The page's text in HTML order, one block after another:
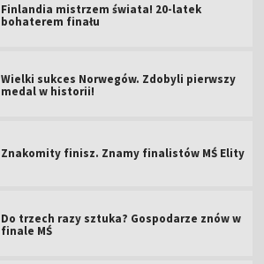
Finlandia mistrzem świata! 20-latek
bohaterem finału
Wielki sukces Norwegów. Zdobyli pierwszy
medal w historii!
Znakomity finisz. Znamy finalistów MŚ Elity
Do trzech razy sztuka? Gospodarze znów w
finale MŚ